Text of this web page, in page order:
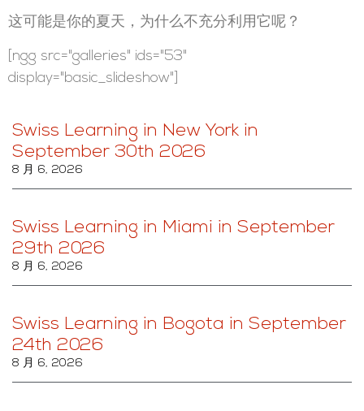
这可能是你的夏天，为什么不充分利用它呢？
[ngg src="galleries" ids="53"
display="basic_slideshow"]
Swiss Learning in New York in
September 30th 2026
8 月 6, 2026
Swiss Learning in Miami in September
29th 2026
8 月 6, 2026
Swiss Learning in Bogota in September
24th 2026
8 月 6, 2026